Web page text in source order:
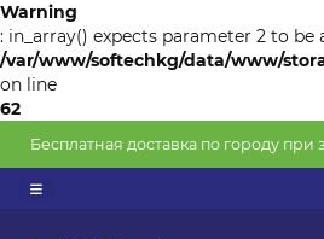
Warning
: in_array() expects parameter 2 to be
/var/www/softechkg/data/www/
on line
62
Бесплатная доставка по городу при